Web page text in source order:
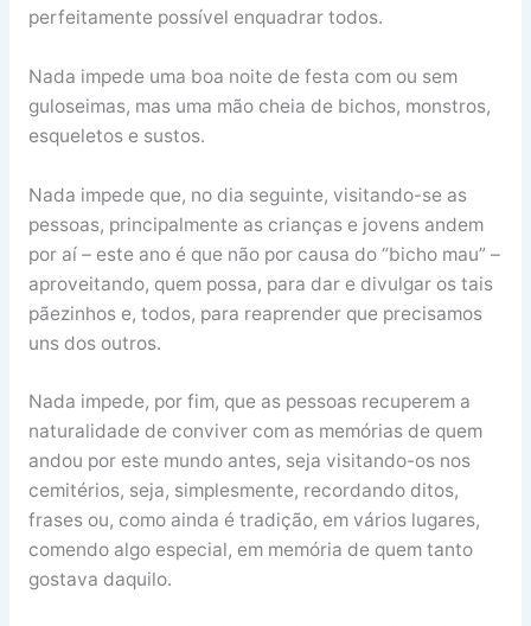
perfeitamente possível enquadrar todos.
Nada impede uma boa noite de festa com ou sem
guloseimas, mas uma mão cheia de bichos, monstros,
esqueletos e sustos.
Nada impede que, no dia seguinte, visitando-se as
pessoas, principalmente as crianças e jovens andem
por aí – este ano é que não por causa do “bicho mau” –
aproveitando, quem possa, para dar e divulgar os tais
pãezinhos e, todos, para reaprender que precisamos
uns dos outros.
Nada impede, por fim, que as pessoas recuperem a
naturalidade de conviver com as memórias de quem
andou por este mundo antes, seja visitando-os nos
cemitérios, seja, simplesmente, recordando ditos,
frases ou, como ainda é tradição, em vários lugares,
comendo algo especial, em memória de quem tanto
gostava daquilo.